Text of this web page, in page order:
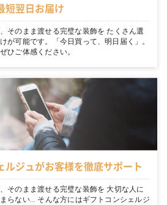
短翌日お届け
そのまま渡せる完璧な装飾を たくさん選
が可能です。「今日買って、明日届く」。
ひご体感ください。
ルジュがお客様を徹底サポート
そのまま渡せる完璧な装飾を 大切な人に
らない… そんな方にはギフトコンシェルジ